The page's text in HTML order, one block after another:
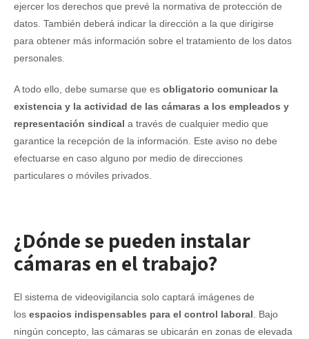
ejercer los derechos que prevé la normativa de protección de
datos. También deberá indicar la dirección a la que dirigirse
para obtener más información sobre el tratamiento de los datos
personales.
A todo ello, debe sumarse que es obligatorio comunicar la
existencia y la actividad de las cámaras a los empleados y
representación sindical a través de cualquier medio que
garantice la recepción de la información. Este aviso no debe
efectuarse en caso alguno por medio de direcciones
particulares o móviles privados.
¿Dónde se pueden instalar
cámaras en el trabajo?
El sistema de videovigilancia solo captará imágenes de
los espacios indispensables para el control laboral . Bajo
ningún concepto, las cámaras se ubicarán en zonas de elevada